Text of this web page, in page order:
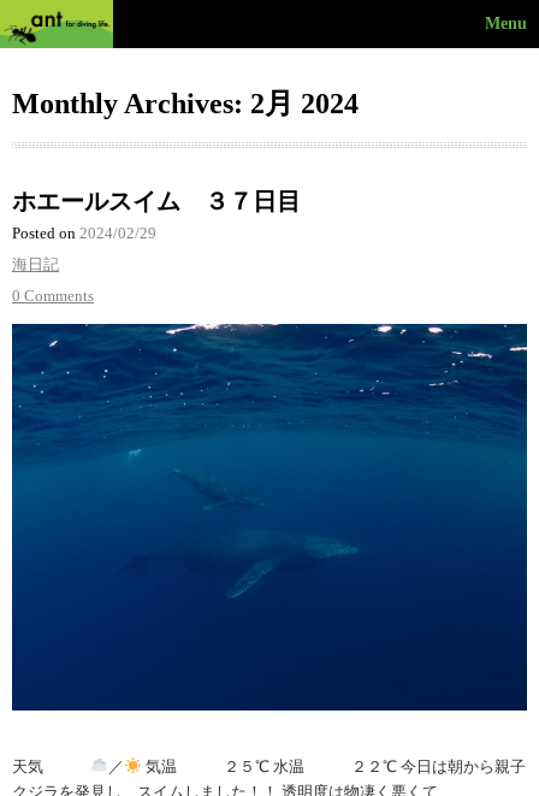
Menu
Monthly Archives: 2月 2024
ホエールスイム ３７日目
Posted on 2024/02/29
海日記
0 Comments
天気 ／
気温 ２５℃ 水温 ２２℃ 今日は朝から親子
クジラを発見し、スイムしました！！ 透明度は物凄く悪くて…